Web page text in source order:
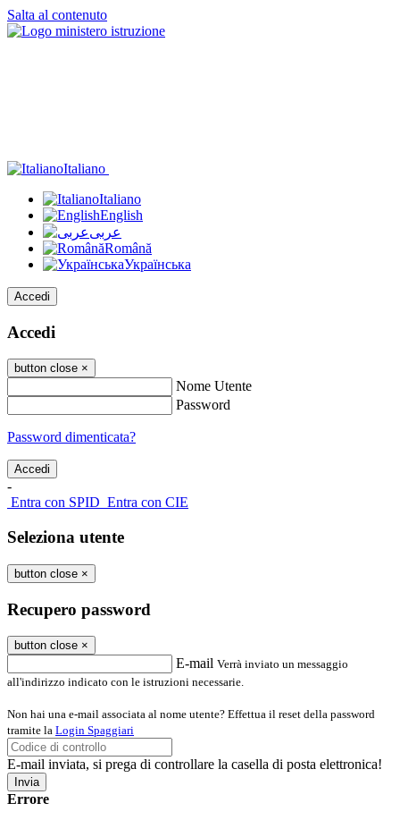
Salta al contenuto
Italiano
Italiano
English
عربى
Română
Українська
Accedi
Accedi
button close ×
Nome Utente
Password
Password dimenticata?
-
Entra con SPID Entra con CIE
Seleziona utente
button close ×
Recupero password
button close ×
E-mail Verrà inviato un messaggio
all'indirizzo indicato con le istruzioni necessarie.
Non hai una e-mail associata al nome utente? Effettua il reset della password
tramite la Login Spaggiari
E-mail inviata, si prega di controllare la casella di posta elettronica!
Errore